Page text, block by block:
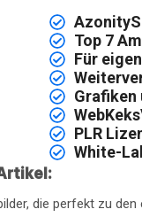
Top 7
Für
Grafiken
PLR
White-
die perfekt zu